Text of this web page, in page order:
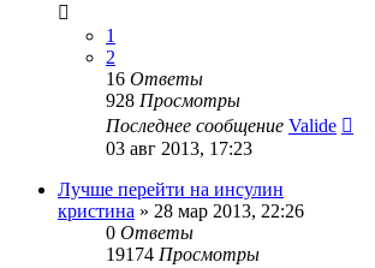
1
2
16 Ответы
928 Просмотры
Последнее сообщение Valide
03 авг 2013, 17:23
Лучше перейти на инсулин
кристина » 28 мар 2013, 22:26
0 Ответы
19174 Просмотры